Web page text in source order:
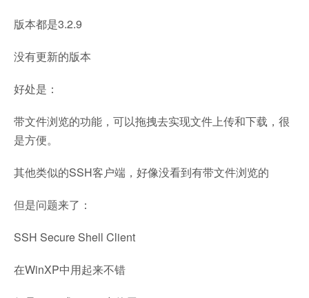
版本都是3.2.9
没有更新的版本
好处是：
带文件浏览的功能，可以拖拽去实现文件上传和下载，很
是方便。
其他类似的SSH客户端，好像没看到有带文件浏览的
但是问题来了：
SSH Secure Shell Client
在WinXP中用起来不错